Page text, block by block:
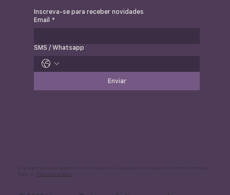
Inscreva-se para receber novidades
Email *
SMS / Whatsapp
Enviar
O seu território ou negócio tem um futuro que ainda não foi revelado. A conversa começa
aqui. → Entre em contato.